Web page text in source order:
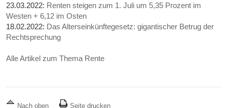
23.03.2022: Renten steigen zum 1. Juli um 5,35 Prozent im
Westen + 6,12 im Osten
18.02.2022: Das Alterseinkünftegesetz: gigantischer Betrug der
Rechtsprechung
Alle Artikel zum Thema Rente
Nach oben
Seite drucken